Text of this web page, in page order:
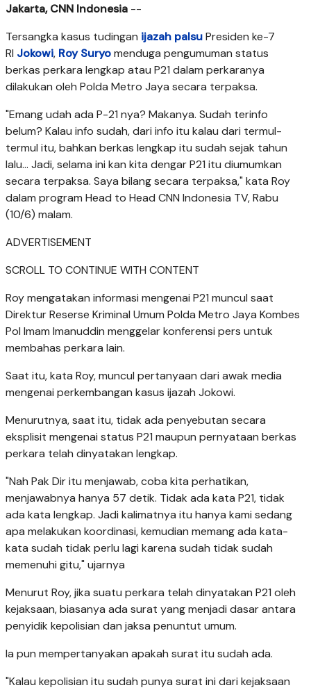
Jakarta, CNN Indonesia --
Tersangka kasus tudingan ijazah palsuPresiden ke-7
RI Jokowi, Roy Suryomenduga pengumuman status
berkas perkara lengkap atau P21 dalam perkaranya
dilakukan oleh Polda Metro Jaya secara terpaksa.
"Emang udah ada P-21 nya? Makanya. Sudah terinfo
belum? Kalau info sudah, dari info itu kalau dari termul-
termul itu, bahkan berkas lengkap itu sudah sejak tahun
lalu... Jadi, selama ini kan kita dengar P21 itu diumumkan
secara terpaksa. Saya bilang secara terpaksa," kata Roy
dalam program Head to Head CNN Indonesia TV, Rabu
(10/6) malam.
ADVERTISEMENT
SCROLL TO CONTINUE WITH CONTENT
Roy mengatakan informasi mengenai P21 muncul saat
Direktur Reserse Kriminal Umum Polda Metro Jaya Kombes
Pol Imam Imanuddin menggelar konferensi pers untuk
membahas perkara lain.
Saat itu, kata Roy, muncul pertanyaan dari awak media
mengenai perkembangan kasus ijazah Jokowi.
Menurutnya, saat itu, tidak ada penyebutan secara
eksplisit mengenai status P21 maupun pernyataan berkas
perkara telah dinyatakan lengkap.
"Nah Pak Dir itu menjawab, coba kita perhatikan,
menjawabnya hanya 57 detik. Tidak ada kata P21, tidak
ada kata lengkap. Jadi kalimatnya itu hanya kami sedang
apa melakukan koordinasi, kemudian memang ada kata-
kata sudah tidak perlu lagi karena sudah tidak sudah
memenuhi gitu," ujarnya
Menurut Roy, jika suatu perkara telah dinyatakan P21 oleh
kejaksaan, biasanya ada surat yang menjadi dasar antara
penyidik kepolisian dan jaksa penuntut umum.
Ia pun mempertanyakan apakah surat itu sudah ada.
"Kalau kepolisian itu sudah punya surat ini dari kejaksaan